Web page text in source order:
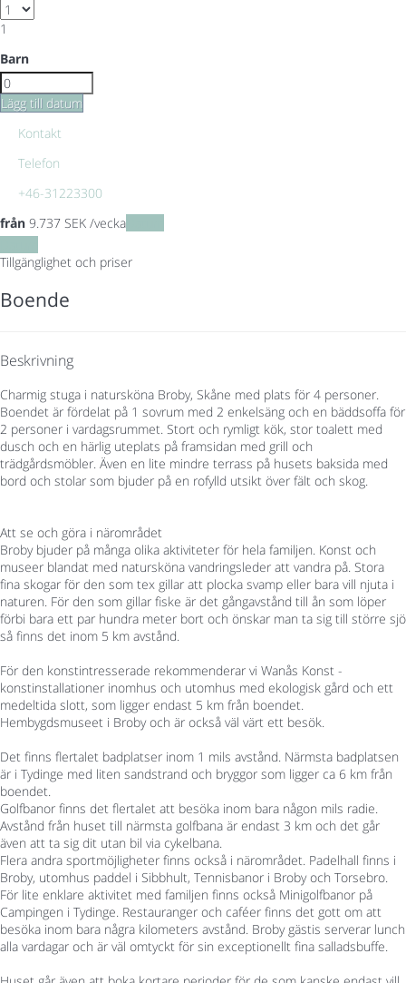
1
Barn
Lägg till datum
Kontakt
Telefon
+46-31223300
från 9.737 SEK /vecka
Tillgänglighet och priser
Boende
Beskrivning
Charmig stuga i natursköna Broby, Skåne med plats för 4 personer.
Boendet är fördelat på 1 sovrum med 2 enkelsäng och en bäddsoffa för
2 personer i vardagsrummet. Stort och rymligt kök, stor toalett med
dusch och en härlig uteplats på framsidan med grill och
trädgårdsmöbler. Även en lite mindre terrass på husets baksida med
bord och stolar som bjuder på en rofylld utsikt över fält och skog.
Att se och göra i närområdet
Broby bjuder på många olika aktiviteter för hela familjen. Konst och
museer blandat med natursköna vandringsleder att vandra på. Stora
fina skogar för den som tex gillar att plocka svamp eller bara vill njuta i
naturen. För den som gillar fiske är det gångavstånd till ån som löper
förbi bara ett par hundra meter bort och önskar man ta sig till större sjö
så finns det inom 5 km avstånd.
För den konstintresserade rekommenderar vi Wanås Konst -
konstinstallationer inomhus och utomhus med ekologisk gård och ett
medeltida slott, som ligger endast 5 km från boendet.
Hembygdsmuseet i Broby och är också väl värt ett besök.
Det finns flertalet badplatser inom 1 mils avstånd. Närmsta badplatsen
är i Tydinge med liten sandstrand och bryggor som ligger ca 6 km från
boendet.
Golfbanor finns det flertalet att besöka inom bara någon mils radie.
Avstånd från huset till närmsta golfbana är endast 3 km och det går
även att ta sig dit utan bil via cykelbana.
Flera andra sportmöjligheter finns också i närområdet. Padelhall finns i
Broby, utomhus paddel i Sibbhult, Tennisbanor i Broby och Torsebro.
För lite enklare aktivitet med familjen finns också Minigolfbanor på
Campingen i Tydinge. Restauranger och caféer finns det gott om att
besöka inom bara några kilometers avstånd. Broby gästis serverar lunch
alla vardagar och är väl omtyckt för sin exceptionellt fina salladsbuffe.